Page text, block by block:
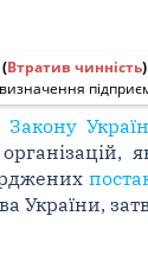
(Втратив чинність)